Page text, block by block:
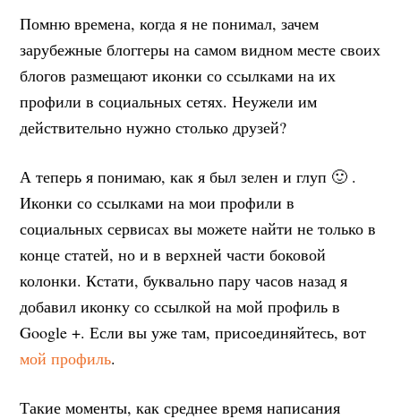
Помню времена, когда я не понимал, зачем
зарубежные блоггеры на самом видном месте своих
блогов размещают иконки со ссылками на их
профили в социальных сетях. Неужели им
действительно нужно столько друзей?
А теперь я понимаю, как я был зелен и глуп 🙂 .
Иконки со ссылками на мои профили в
социальных сервисах вы можете найти не только в
конце статей, но и в верхней части боковой
колонки. Кстати, буквально пару часов назад я
добавил иконку со ссылкой на мой профиль в
Google +. Если вы уже там, присоединяйтесь, вот
мой профиль.
Такие моменты, как среднее время написания